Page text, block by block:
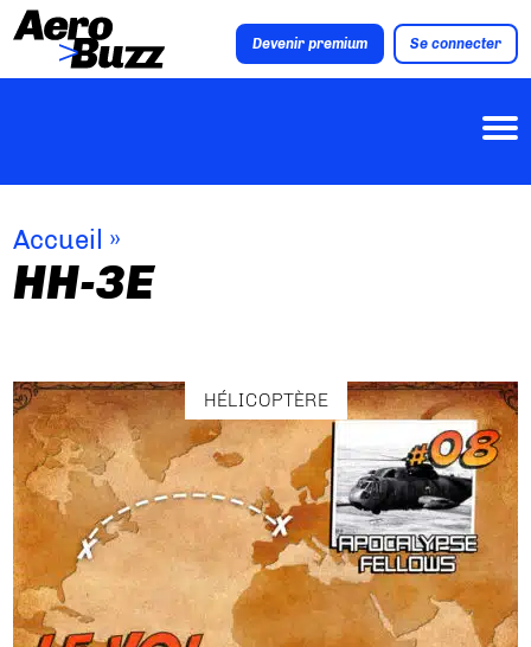
Devenir premium Se connecter
Accueil »
HH-3E
HÉLICOPTÈRE